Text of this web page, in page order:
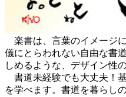
楽書は、言葉のイメージ
儀にとらわれない自由な書
しめるような、デザイン性
書道未経験でも大丈夫！
を学べます。書道を暮らし